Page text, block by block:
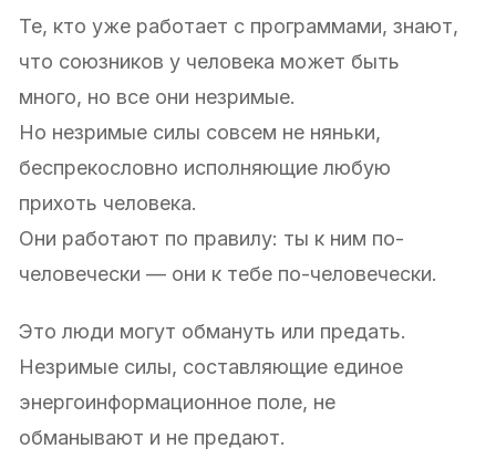
Те, кто уже работает с программами, знают,
что союзников у человека может быть
много, но все они незримые.
Но незримые силы совсем не няньки,
беспрекословно исполняющие любую
прихоть человека.
Они работают по правилу: ты к ним по-
человечески — они к тебе по-человечески.
Это люди могут обмануть или предать.
Незримые силы, составляющие единое
энергоинформационное поле, не
обманывают и не предают.